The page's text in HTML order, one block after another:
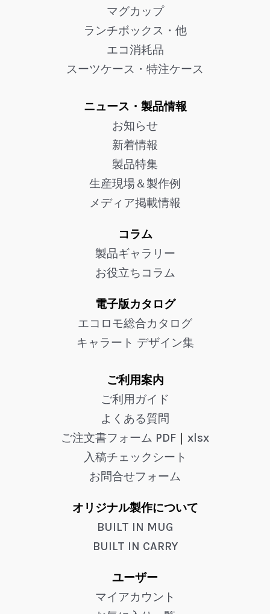
マグカップ
ランチボックス・他
エコ消耗品
スーツケース・特注ケース
ニュース・製品情報
お知らせ
新着情報
製品特集
生産現場＆製作例
メディア掲載情報
コラム
製品ギャラリー
お役立ちコラム
電子版カタログ
エコロモ総合カタログ
キャラート デザイン集
ご利用案内
ご利用ガイド
よくある質問
ご注文書フォーム PDF ｜ xlsx
入稿チェックシート
お問合せフォーム
オリジナル製作について
BUILT IN MUG
BUILT IN CARRY
ユーザー
マイアカウント